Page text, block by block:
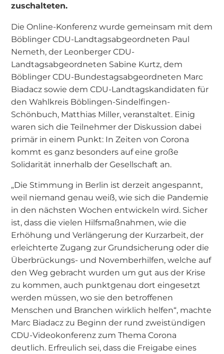
zuschalteten.
Die Online-Konferenz wurde gemeinsam mit dem
Böblinger CDU-Landtagsabgeordneten Paul
Nemeth, der Leonberger CDU-
Landtagsabgeordneten Sabine Kurtz, dem
Böblinger CDU-Bundestagsabgeordneten Marc
Biadacz sowie dem CDU-Landtagskandidaten für
den Wahlkreis Böblingen-Sindelfingen-
Schönbuch, Matthias Miller, veranstaltet. Einig
waren sich die Teilnehmer der Diskussion dabei
primär in einem Punkt: In Zeiten von Corona
kommt es ganz besonders auf eine große
Solidarität innerhalb der Gesellschaft an.
„Die Stimmung in Berlin ist derzeit angespannt,
weil niemand genau weiß, wie sich die Pandemie
in den nächsten Wochen entwickeln wird. Sicher
ist, dass die vielen Hilfsmaßnahmen, wie die
Erhöhung und Verlängerung der Kurzarbeit, der
erleichterte Zugang zur Grundsicherung oder die
Überbrückungs- und Novemberhilfen, welche auf
den Weg gebracht wurden um gut aus der Krise
zu kommen, auch punktgenau dort eingesetzt
werden müssen, wo sie den betroffenen
Menschen und Branchen wirklich helfen“, machte
Marc Biadacz zu Beginn der rund zweistündigen
CDU-Videokonferenz zum Thema Corona
deutlich. Erfreulich sei, dass die Freigabe eines